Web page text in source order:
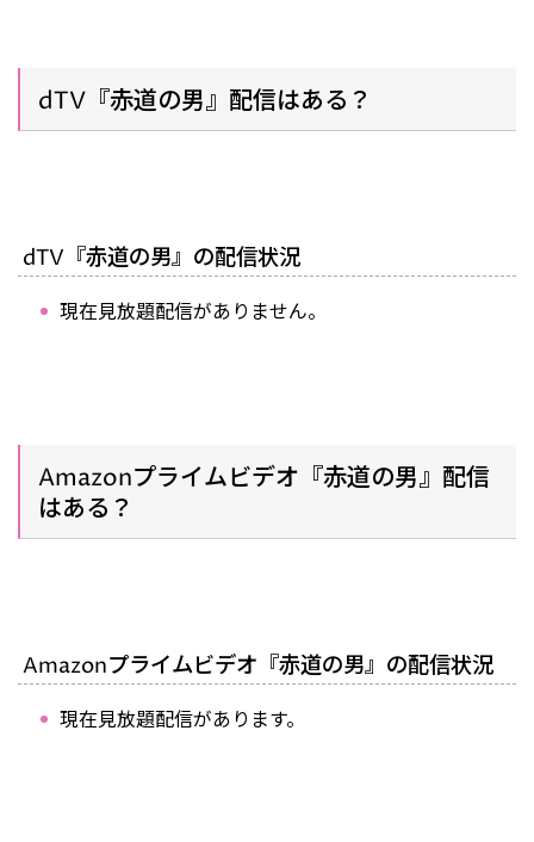
dTV『赤道の男』配信はある？
dTV『赤道の男』の配信状況
現在見放題配信がありません。
Amazonプライムビデオ『赤道の男』配信
はある？
Amazonプライムビデオ『赤道の男』の配信状況
現在見放題配信があります。